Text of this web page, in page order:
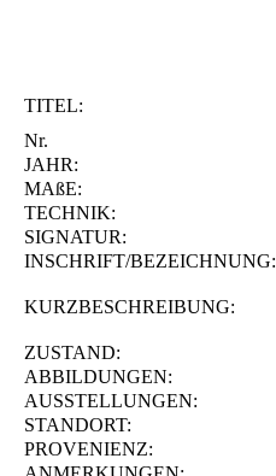
TITEL:
Nr.
JAHR:
MAßE:
TECHNIK:
SIGNATUR:
INSCHRIFT/BEZEICHNUNG:
KURZBESCHREIBUNG:
ZUSTAND:
ABBILDUNGEN:
AUSSTELLUNGEN:
STANDORT:
PROVENIENZ: